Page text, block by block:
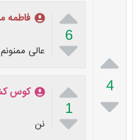

4


6

فاطمه
عالی

1

کوس
نن